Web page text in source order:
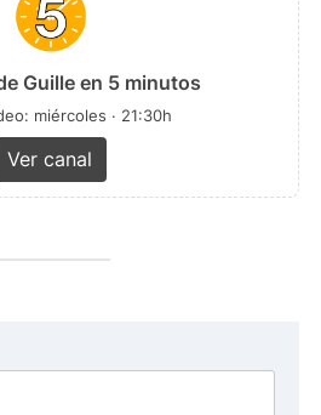
Guille en 5 minutos
miércoles · 21:30h
Ver canal